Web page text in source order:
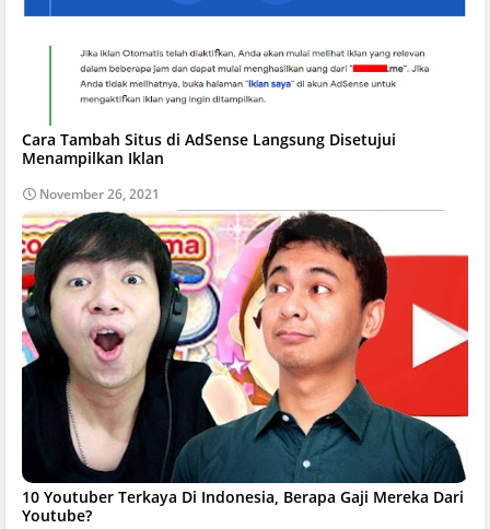
Cara Tambah Situs di AdSense Langsung Disetujui
Menampilkan Iklan
November 26, 2021
10 Youtuber Terkaya Di Indonesia, Berapa Gaji Mereka Dari
Youtube?